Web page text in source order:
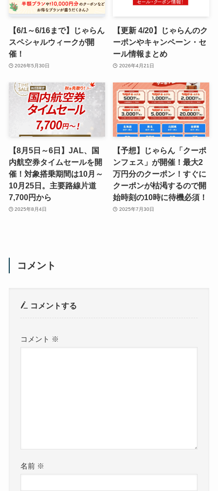
【6/1～6/16まで】じゃらん
スペシャルウィークが開
催！
2026年5月30日
【更新 4/20】じゃらんのク
ーポンやキャンペーン・セ
ール情報まとめ
2026年4月21日
【8月5日～6日】JAL、国
内航空券タイムセールを開
催！対象搭乗期間は10月～
10月25日。主要路線片道
7,700円から
2025年8月4日
【予想】じゃらん「クーポ
ンフェス」が開催！最大2
万円分のクーポン！すぐに
クーポンが枯渇するので開
始時刻の10時に待機必須！
2025年7月30日
コメント
コメントする
コメント ※
名前 ※